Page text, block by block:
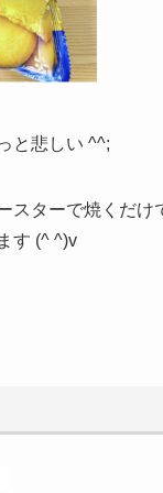
と悲しい ^^;
スターで焼くだけ
す (^ ^)v